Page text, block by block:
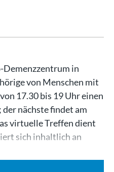
Demenzzentrum in
von Menschen mit
17.30 bis 19 Uhr einen
nächste findet am
virtuelle Treffen dient
sich inhaltlich an